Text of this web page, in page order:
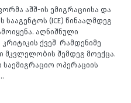
აშშ-ის ემიგრაციისა და
(ICE) წინააღმდეგ
აღნიშნული
ქვეშ რამდენიმე
მკვლელობის შემდეგ მოექცა.
საემიგრაციო ოპერაციის